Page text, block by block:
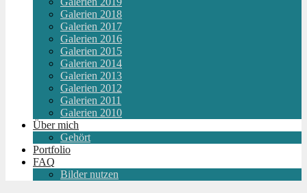
Galerien 2018
Galerien 2017
Galerien 2016
Galerien 2015
Galerien 2014
Galerien 2013
Galerien 2012
Galerien 2011
Galerien 2010
Über mich
Gehört
Portfolio
FAQ
Bilder nutzen